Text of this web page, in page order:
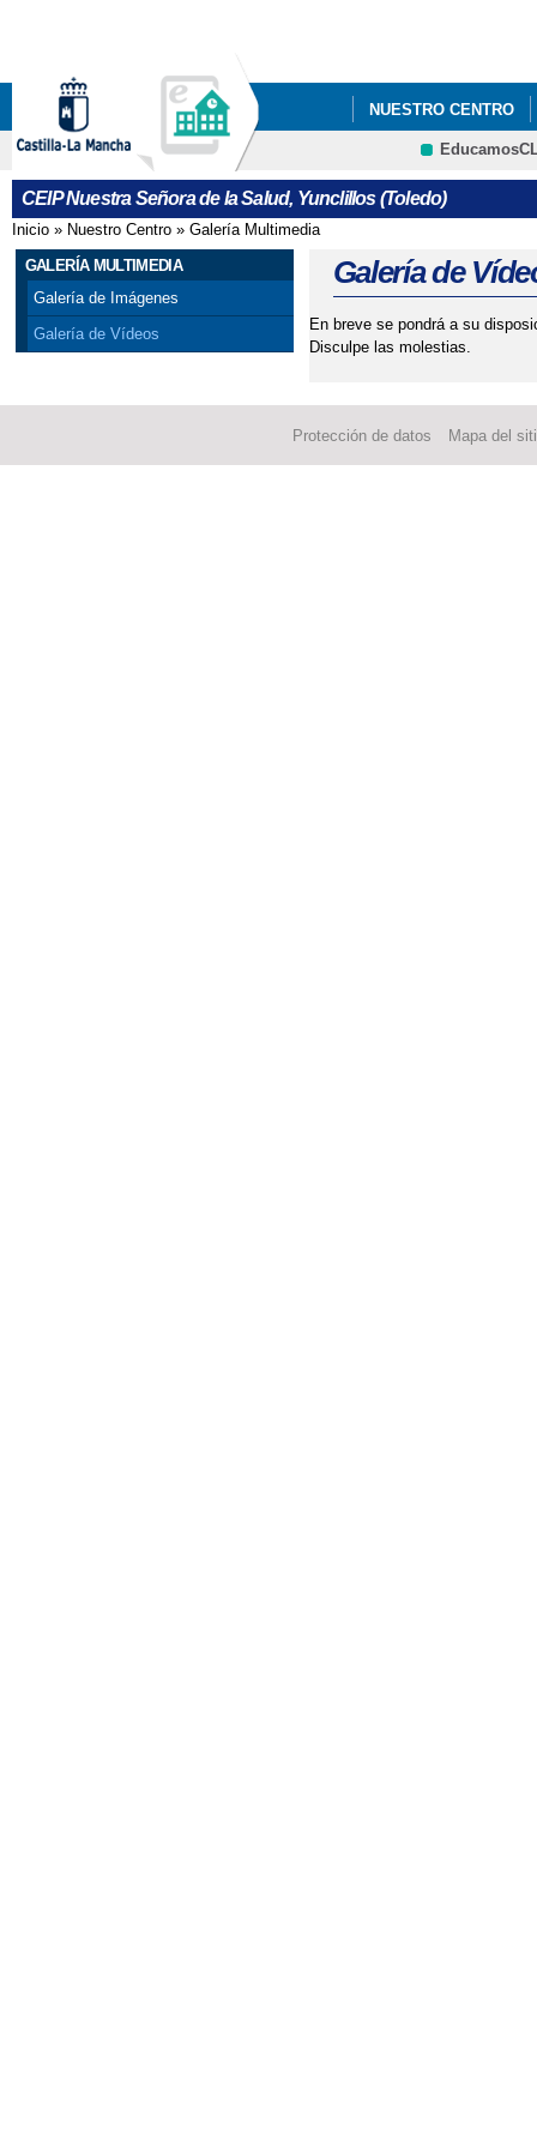
NUESTRO CENTRO
INSTAGRAM DEL
CRFP
CEIP Nuestra Señora de la Salud, Yunclillos (Toledo)
Se encuentra usted aquí
Inicio » Nuestro Centro » Galería Multimedia
GALERÍA MULTIMEDIA
Galería de Imágenes
Galería de Vídeos
Galería de
En breve se pondrá a su
Disculpe las molestias.
Protección de datos Mapa del